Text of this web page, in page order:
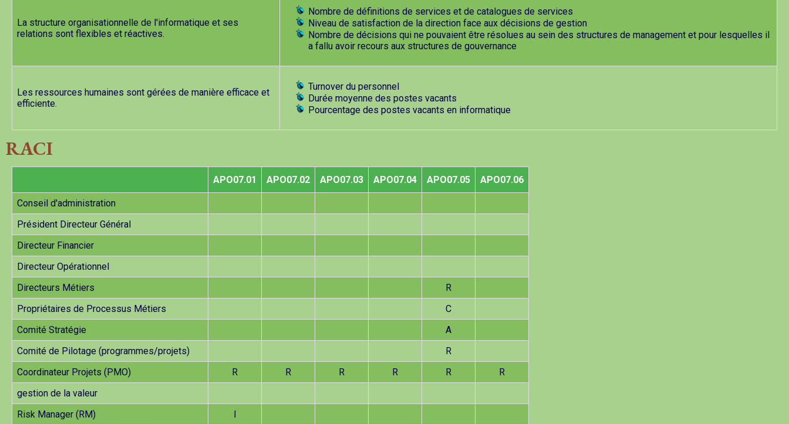
La structure organisationnelle de l'informatique et ses
relations sont flexibles et réactives.
Nombre de définitions de services et de catalogues de services
Niveau de satisfaction de la direction face aux décisions de gestion
Nombre de décisions qui ne pouvaient être résolues au sein des structures de management et pour lesquelles il
a fallu avoir recours aux structures de gouvernance
Les ressources humaines sont gérées de manière efficace et
efficiente.
Turnover du personnel
Durée moyenne des postes vacants
Pourcentage des postes vacants en informatique
RACI
APO07.01 APO07.02 APO07.03 APO07.04 APO07.05 APO07.06
Conseil d'administration
Président Directeur Général
Directeur Financier
Directeur Opérationnel
Directeurs Métiers
R
Propriétaires de Processus Métiers
C
Comité Stratégie
A
Comité de Pilotage (programmes/projets)
R
Coordinateur Projets (PMO)
R R R R R
R
gestion de la valeur
Risk Manager (RM)